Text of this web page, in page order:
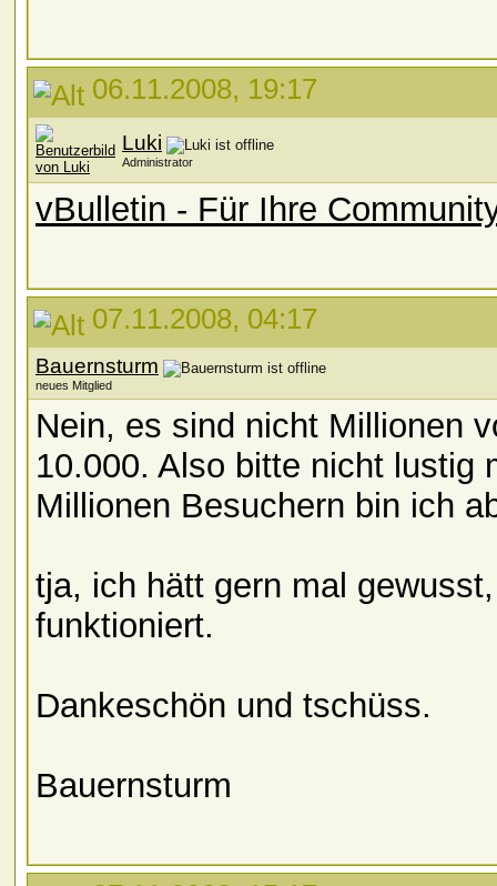
06.11.2008, 19:17
Luki
Administrator
vBulletin - Für Ihre
07.11.2008, 04:17
Bauernsturm
neues Mitglied
Nein, es sind nicht Millionen
10.000. Also bitte nicht lustig
Millionen Besuchern bin ich
tja, ich hätt gern mal
funktioniert.
Dankeschön und tschüss.
Bauernsturm